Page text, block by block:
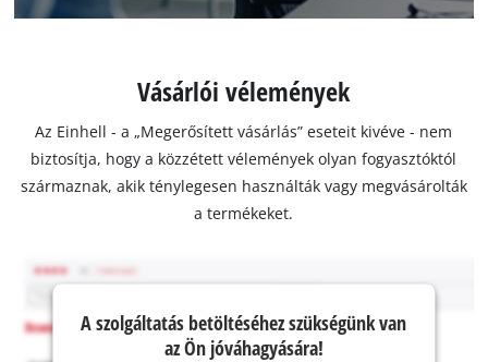
Vásárlói vélemények
Az Einhell - a „Megerősített vásárlás” eseteit kivéve - nem
biztosítja, hogy a közzétett vélemények olyan fogyasztóktól
származnak, akik ténylegesen használták vagy megvásárolták
a termékeket.
A szolgáltatás betöltéséhez szükségünk van
az Ön jóváhagyására!